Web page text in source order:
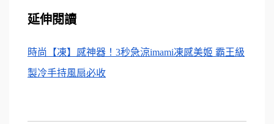
延伸閱讀
時尚【凍】感神器！3秒急涼imami凍感美姬 霸王級
製冷手持風扇必收